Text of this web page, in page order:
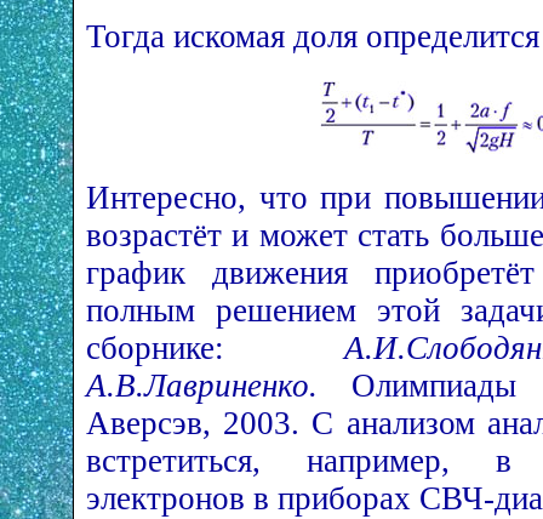
Тогда искомая доля
Интересно, что при
возрастёт и может стать
график движения
полным решением этой
сборнике:
А.В.Лавриненко.
Аверсэв, 2003. С анализом
встретиться, например, в
электронов в приборах СВЧ-